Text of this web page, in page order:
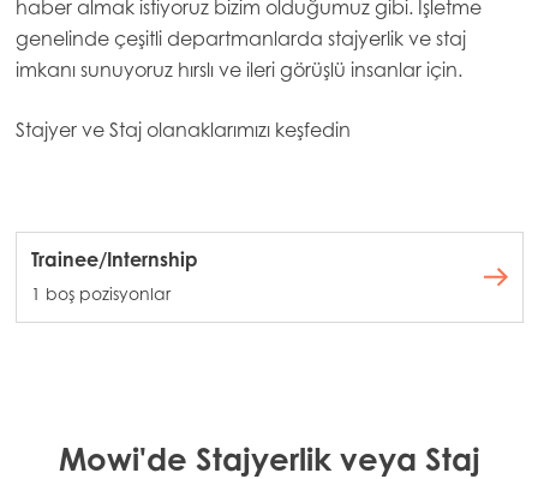
haber almak istiyoruz bizim olduğumuz gibi. İşletme
genelinde çeşitli departmanlarda stajyerlik ve staj
imkanı sunuyoruz hırslı ve ileri görüşlü insanlar için.
Stajyer ve Staj olanaklarımızı keşfedin
Trainee/Internship
1 boş pozisyonlar
Mowi'de Stajyerlik veya Staj